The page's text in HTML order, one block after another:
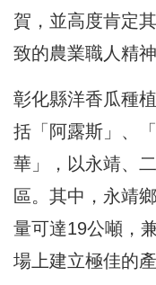
賀，並高度肯定
致的農業職人精神
彰化縣洋香瓜種
括「阿露斯」、
華」，以永靖、
區。其中，永靖
量可達19公噸，
場上建立極佳的產